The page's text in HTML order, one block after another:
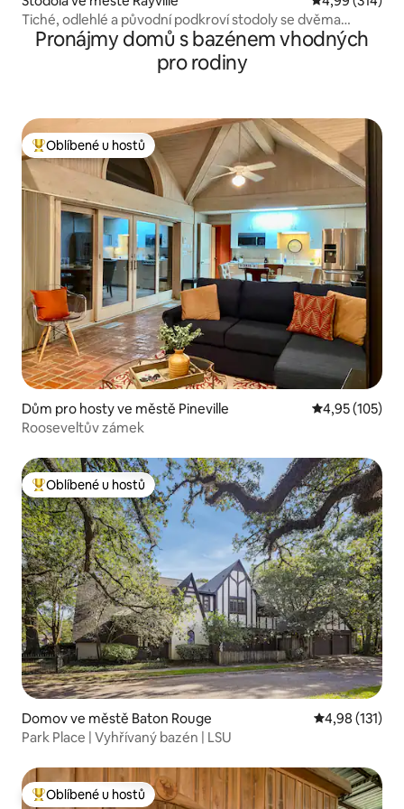
Tiché, odlehlé a původní podkroví stodoly se dvěma
ložnicemi
Pronájmy domů s bazénem vhodných
pro rodiny
Nejlepší v kategorii Oblíbené u hostů
Oblíbené u hostů
Dům pro hosty ve městě Pineville Průměrné
4,95 (105)
Rooseveltův zámek
Nejlepší v kategorii Oblíbené u hostů
Oblíbené u hostů
Domov ve městě Baton Rouge Průměrné
4,98 (131)
Park Place | Vyhřívaný bazén | LSU
Nejlepší v kategorii Oblíbené u hostů
Oblíbené u hostů